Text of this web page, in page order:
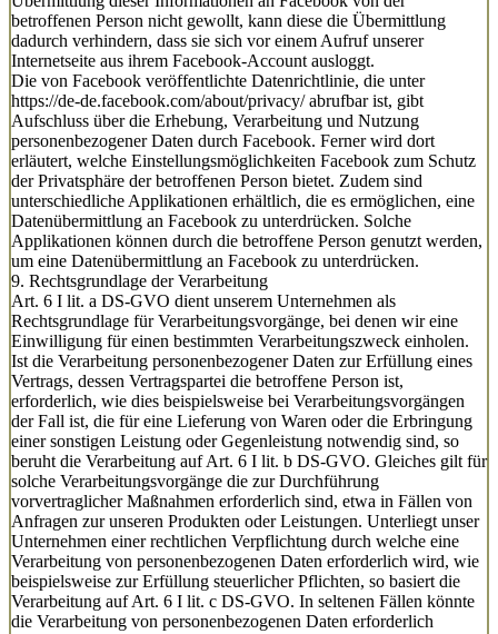
betroffenen Person nicht gewollt, kann diese die Übermittlung
dadurch verhindern, dass sie sich vor einem Aufruf unserer
Internetseite aus ihrem Facebook-Account ausloggt.
Die von Facebook veröffentlichte Datenrichtlinie, die unter
https://de-de.facebook.com/about/privacy/ abrufbar ist, gibt
Aufschluss über die Erhebung, Verarbeitung und Nutzung
personenbezogener Daten durch Facebook. Ferner wird dort
erläutert, welche Einstellungsmöglichkeiten Facebook zum Schutz
der Privatsphäre der betroffenen Person bietet. Zudem sind
unterschiedliche Applikationen erhältlich, die es ermöglichen, eine
Datenübermittlung an Facebook zu unterdrücken. Solche
Applikationen können durch die betroffene Person genutzt werden,
um eine Datenübermittlung an Facebook zu unterdrücken.
9. Rechtsgrundlage der Verarbeitung
Art. 6 I lit. a DS-GVO dient unserem Unternehmen als
Rechtsgrundlage für Verarbeitungsvorgänge, bei denen wir eine
Einwilligung für einen bestimmten Verarbeitungszweck einholen.
Ist die Verarbeitung personenbezogener Daten zur Erfüllung eines
Vertrags, dessen Vertragspartei die betroffene Person ist,
erforderlich, wie dies beispielsweise bei Verarbeitungsvorgängen
der Fall ist, die für eine Lieferung von Waren oder die Erbringung
einer sonstigen Leistung oder Gegenleistung notwendig sind, so
beruht die Verarbeitung auf Art. 6 I lit. b DS-GVO. Gleiches gilt für
solche Verarbeitungsvorgänge die zur Durchführung
vorvertraglicher Maßnahmen erforderlich sind, etwa in Fällen von
Anfragen zur unseren Produkten oder Leistungen. Unterliegt unser
Unternehmen einer rechtlichen Verpflichtung durch welche eine
Verarbeitung von personenbezogenen Daten erforderlich wird, wie
beispielsweise zur Erfüllung steuerlicher Pflichten, so basiert die
Verarbeitung auf Art. 6 I lit. c DS-GVO. In seltenen Fällen könnte
die Verarbeitung von personenbezogenen Daten erforderlich